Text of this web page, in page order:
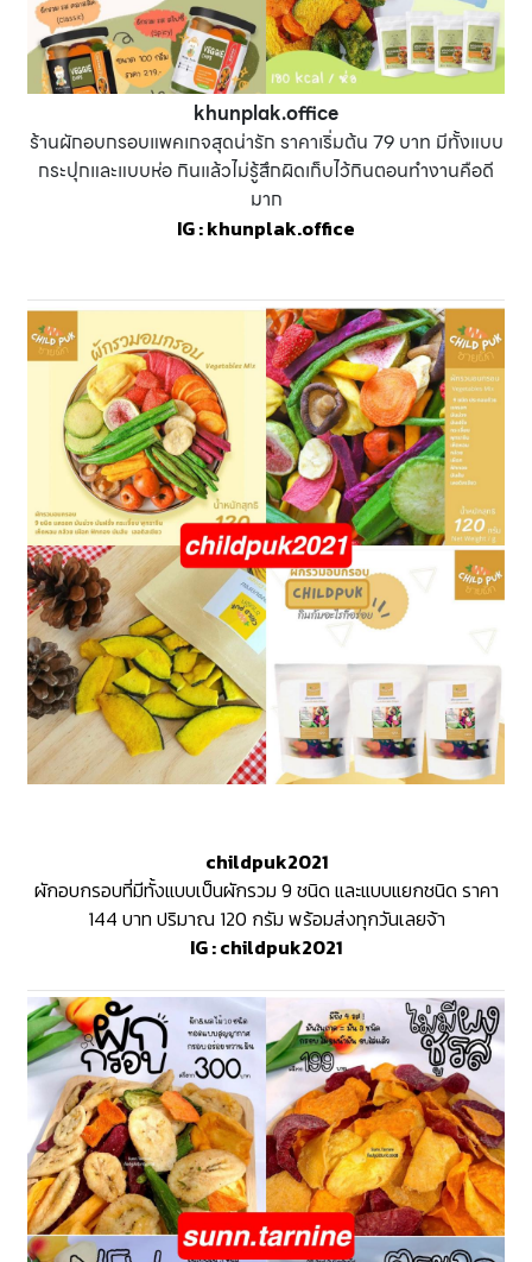
khunplak.office
ร้านผักอบกรอบแพคเกจสุดน่ารัก ราคาเริ่มต้น 79 บาท มีทั้งแบบ
กระปุกและแบบห่อ กินแล้วไม่รู้สึกผิดเก็บไว้กินตอนทำงานคือดี
มาก
IG :khunplak.office
childpuk2021
ผักอบกรอบที่มีทั้งแบบเป็นผักรวม 9 ชนิด และแบบแยกชนิด ราคา
144 บาท ปริมาณ 120 กรัม พร้อมส่งทุกวันเลยจ้า
IG :childpuk2021